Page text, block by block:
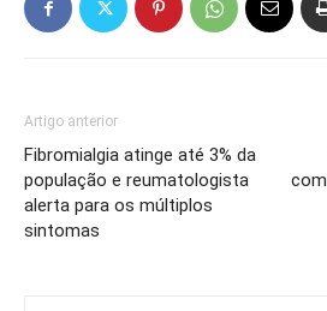
Artigo anterior
Fibromialgia atinge até 3% da
população e reumatologista
alerta para os múltiplos
sintomas